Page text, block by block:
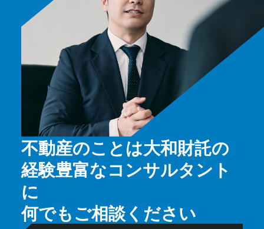
不動産のことは大和財託の
経験豊富なコンサルタント
に
何でもご相談ください